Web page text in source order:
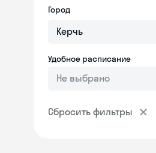
Город
Удобное расписание
Не выбрано
Сбросить фильтры